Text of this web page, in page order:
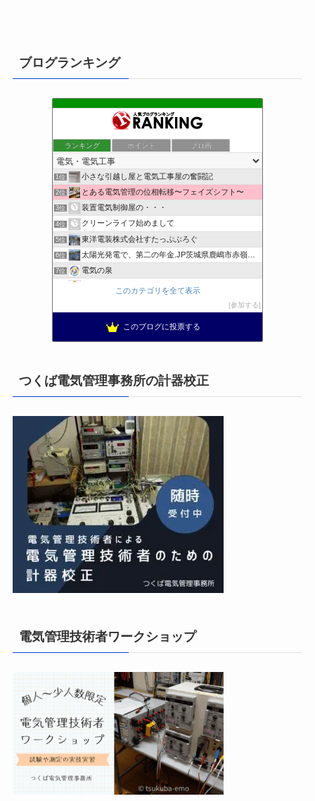
ブログランキング
ランキング ポイント ブロ画
1位 小さな引越し屋と電気工事屋の奮闘記
2位 とある電気管理の位相転移〜フェイズシフト〜
3位 装置電気制御屋の・・・
4位 クリーンライフ始めまして
5位 東洋電装株式会社すたっぷぶろぐ
6位 太陽光発電で、第二の年金.JP茨城県鹿嶋市赤嶺電研企画ブログ
7位 電気の泉
電気工事ナビ 総合電気工事サイト 電気工事を徹底解説
まぁ、ちゃんと仕事ができればいいな
14位 私の電気主任技術者実務記事＋電気プチ動画
15位 橋口電工スタッフブログ
このカテゴリを全て表示
参加する
このブログに投票する
つくば電気管理事務所の計器校正
電気管理技術者ワークショップ